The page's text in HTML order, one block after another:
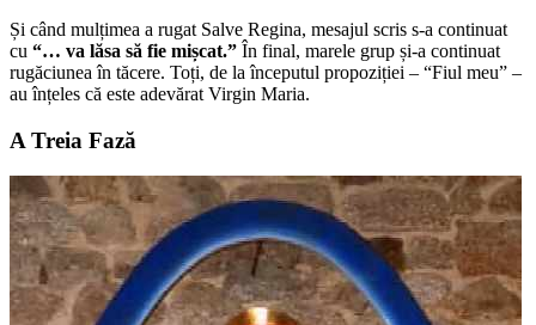
Și când mulțimea a rugat Salve Regina, mesajul scris s-a continuat
cu “… va lăsa să fie mișcat.” În final, marele grup și-a continuat
rugăciunea în tăcere. Toți, de la începutul propoziției – “Fiul meu” –
au înțeles că este adevărat Virgin Maria.
A Treia Fază